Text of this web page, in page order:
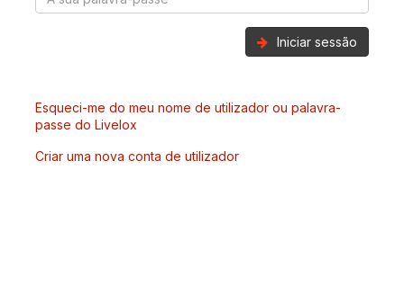
Iniciar sessão
Esqueci-me do meu nome de utilizador ou palavra-
passe do Livelox
Criar uma nova conta de utilizador